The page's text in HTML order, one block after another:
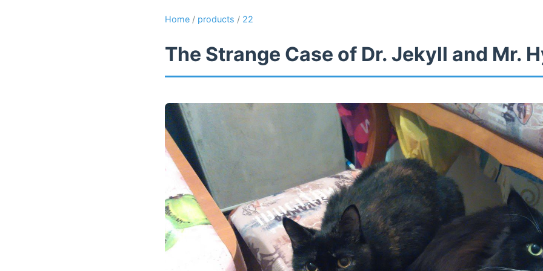
Home / products / 22
The Strange Case of Dr. Jekyll and Mr.